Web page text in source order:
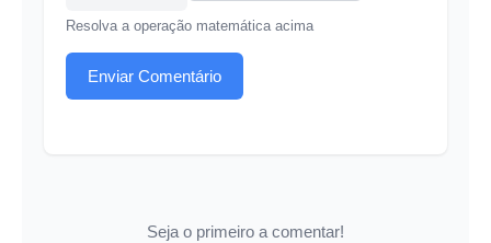
Resolva a operação matemática acima
Enviar Comentário
Seja o primeiro a comentar!